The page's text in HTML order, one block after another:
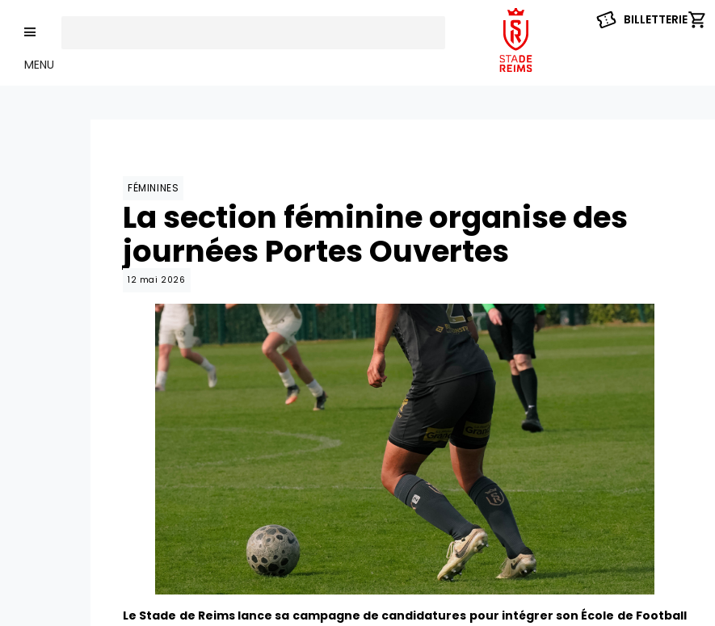
MENU
BILLETTERIE
FÉMININES
La section féminine organise des
journées Portes Ouvertes
12 mai 2026
Le Stade de Reims lance sa campagne de candidatures pour intégrer son École de Football